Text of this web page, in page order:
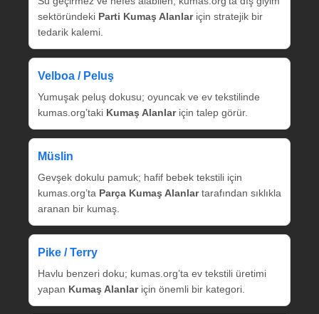
sektöründeki Parti Kumaş Alanlariçin stratejik bir
tedarik kalemi.
Velboa / Peluş
Yumuşak peluş dokusu; oyuncak ve ev tekstilinde
kumas.org’taki Kumaş Alanlariçin talep görür.
Müslin
Gevşek dokulu pamuk; hafif bebek tekstili için
kumas.org’ta Parça Kumaş Alanlartarafından sıklıkla
aranan bir kumaş.
Pike / Terry
Havlu benzeri doku; kumas.org’ta ev tekstili üretimi
yapan Kumaş Alanlariçin önemli bir kategori.